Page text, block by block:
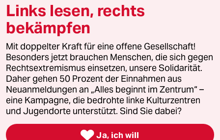
© 2026 taz Verlags und Vertriebs GmbH
Alle Rechte vorbehalten. Bei rechtlichen Fragen oder für Genehmigungen
wenden Sie sich bitte an
lizenzen@taz.de
Feedback Redaktionsstatut Kommune-Richtlinien
Leitlinie Informant Datenschutz Impressum AGB
Seitenwende Einwilligungen widerrufen (Ads)
Links lesen, rechts
bekämpfen
Mit doppelter Kraft für eine offene Gesellschaft!
Besonders jetzt brauchen Menschen, die sich gegen
Rechtsextremismus einsetzen, unsere Solidarität.
Daher gehen 50 Prozent der Einnahmen aus
Neuanmeldungen an „Alles beginnt im Zentrum“ –
eine Kampagne, die bedrohte linke Kulturzentren
und Jugendorte unterstützt. Sind Sie dabei?
 Ja, ich will